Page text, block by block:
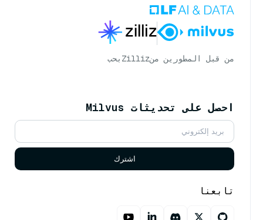
من قبل المطورين منZilliz بحب
احصل على تحديثات Milvus
اشترك
تابعنا